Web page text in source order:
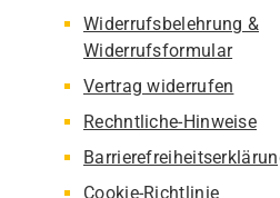
Widerrufsbelehrung &
Widerrufsformular
Vertrag widerrufen
Rechntliche-Hinweise
Cookie-Richtlinie